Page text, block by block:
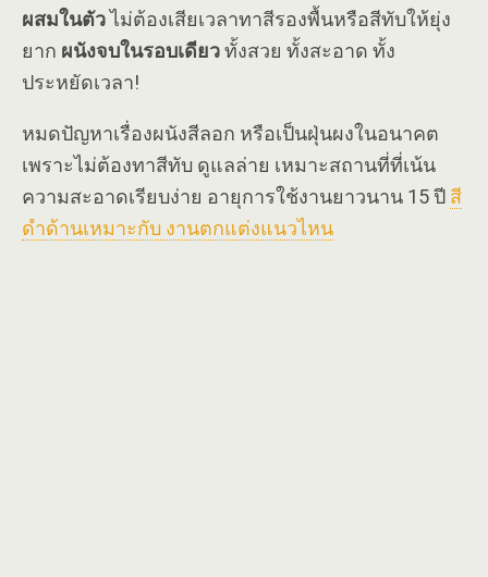
ผสมในตัวไม่ต้องเสียเวลาทาสีรองพื้นหรือสีทับให้ยุ่ง
ยาก ผนังจบในรอบเดียวทั้งสวย ทั้งสะอาด ทั้ง
ประหยัดเวลา!
หมดปัญหาเรื่องผนังสีลอก หรือเป็นฝุ่นผงในอนาคต
เพราะไม่ต้องทาสีทับ ดูแลล่าย เหมาะสถานที่ที่เน้น
ความสะอาดเรียบง่าย อายุการใช้งานยาวนาน 15 ปี สี
ดำด้านเหมาะกับ งานตกแต่งแนวไหน